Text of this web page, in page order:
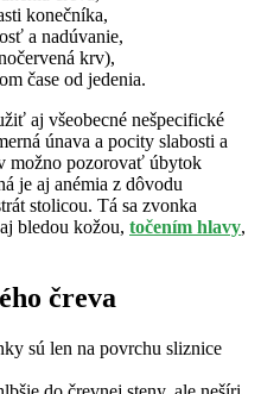
konečníka,
a nadúvanie,
krv),
čase od jedenia.
aj všeobecné nešpecifické
únava a pocity slabosti a
možno pozorovať úbytok
je aj anémia z dôvodu
stolicou. Tá sa zvonka
bledou kožou, točením hlavy,
čreva
sú len na povrchu sliznice